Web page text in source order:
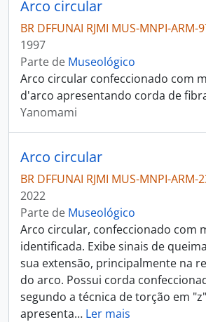
Arco circular
BR DFFUNAI RJMI MUS-MNPI-ARM-
1997
Parte de Museológico
Arco circular confeccionado com
d'arco apresentando corda de
Yanomami
Arco circular
BR DFFUNAI RJMI MUS-MNPI-ARM-
2022
Parte de Museológico
Arco circular, confeccionado com
identificada. Exibe sinais de
sua extensão, principalmente na
do arco. Possui corda
segundo a técnica de torção em
apresenta… Ler mais